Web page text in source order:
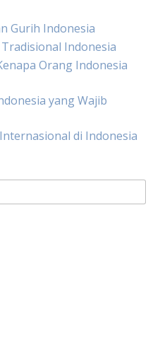
Gurih Indonesia
Indonesia
Orang Indonesia
yang Wajib
di Indonesia